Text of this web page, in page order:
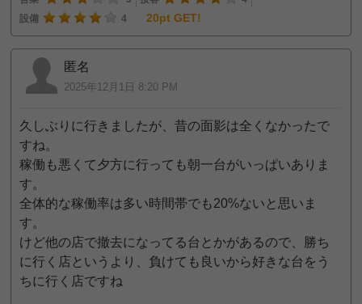
設備
4 20pt GET!
匿名
2025年12月1日 8:20 PM
久しぶりに行きましたが、昔の面影は全くなかったで
すね。
稼働も悪くて夕方に行っても朝一台がいっぱいありま
す。
全体的な稼働率は多い時間帯でも20%ないと思いま
す。
けど他の店で撤去になってる台とかがあるので、勝ち
に行く店というより、負けても良いから好きな台をう
ちに行く店ですね